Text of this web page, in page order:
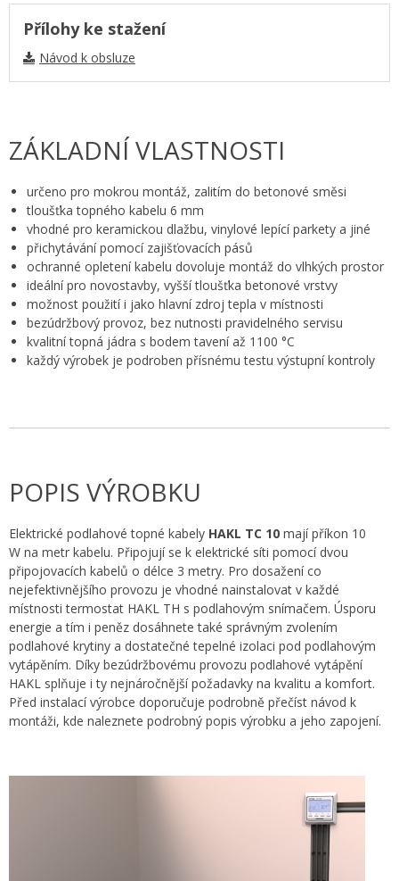
Přílohy ke stažení
Návod k obsluze
ZÁKLADNÍ VLASTNOSTI
určeno pro mokrou montáž, zalitím do betonové směsi
tloušťka topného kabelu 6 mm
vhodné pro keramickou dlažbu, vinylové lepící parkety a jiné
přichytávání pomocí zajišťovacích pásů
ochranné opletení kabelu dovoluje montáž do vlhkých prostor
ideální pro novostavby, vyšší tloušťka betonové vrstvy
možnost použití i jako hlavní zdroj tepla v místnosti
bezúdržbový provoz, bez nutnosti pravidelného servisu
kvalitní topná jádra s bodem tavení až 1100 °C
každý výrobek je podroben přísnému testu výstupní kontroly
POPIS VÝROBKU
Elektrické podlahové topné kabely HAKL TC 10 mají příkon 10
W na metr kabelu. Připojují se k elektrické síti pomocí dvou
připojovacích kabelů o délce 3 metry. Pro dosažení co
nejefektivnějšího provozu je vhodné nainstalovat v každé
místnosti termostat HAKL TH s podlahovým snímačem. Úsporu
energie a tím i peněz dosáhnete také správným zvolením
podlahové krytiny a dostatečné tepelné izolaci pod podlahovým
vytápěním. Díky bezúdržbovému provozu podlahové vytápění
HAKL splňuje i ty nejnáročnější požadavky na kvalitu a komfort.
Před instalací výrobce doporučuje podrobně přečíst návod k
montáži, kde naleznete podrobný popis výrobku a jeho zapojení.